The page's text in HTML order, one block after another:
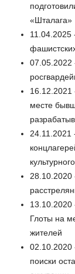
«Шталага»
11.04.2025
07.05.2022
16.12.2021
месте
24.11.2021
28.10.2020
13.10.2020
Глоты на
жителей
02.10.2020
поиски